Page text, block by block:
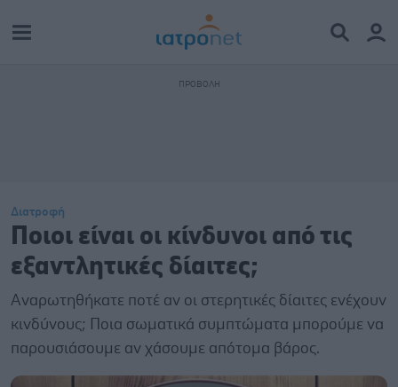
Διατροφή
Ποιοι είναι οι κίνδυνοι από τις
εξαντλητικές δίαιτες;
Αναρωτηθήκατε ποτέ αν οι στερητικές δίαιτες ενέχουν
κινδύνους; Ποια σωματικά συμπτώματα μπορούμε να
παρουσιάσουμε αν χάσουμε απότομα βάρος.